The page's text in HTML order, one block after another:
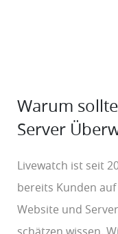
Warum
Server
Livewatch ist seit
bereits Kunden
Website und